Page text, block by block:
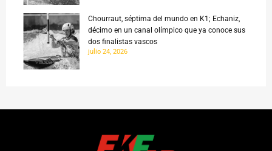
Chourraut, séptima del mundo en K1; Echaniz,
décimo en un canal olímpico que ya conoce sus
dos finalistas vascos
julio 24, 2026